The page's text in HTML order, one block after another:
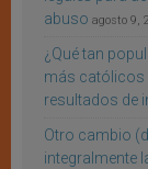
abuso agosto 9,
¿Qué tan
más católicos
resultados de
Otro cambio
integralmente